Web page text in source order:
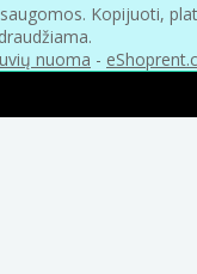
Kopijuoti,
nuoma -